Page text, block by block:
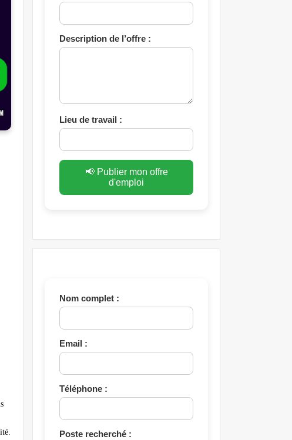
Description de l’offre :
Lieu de travail :
📢 Publier mon offre
d'emploi
Nom complet :
Email :
Téléphone :
Poste recherché :